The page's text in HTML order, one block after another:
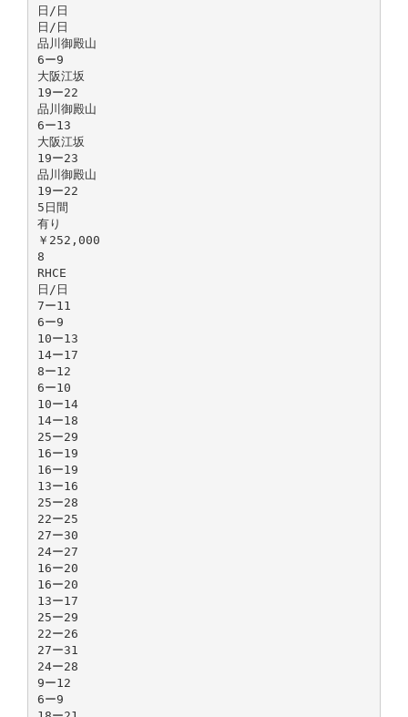
日/日
日/日
品川御殿山
6ー9
大阪江坂
19ー22
品川御殿山
6ー13
大阪江坂
19ー23
品川御殿山
19ー22
5日間
有り
￥252,000
8
RHCE
日/日
7ー11
6ー9
10ー13
14ー17
8ー12
6ー10
10ー14
14ー18
25ー29
16ー19
16ー19
13ー16
25ー28
22ー25
27ー30
24ー27
16ー20
16ー20
13ー17
25ー29
22ー26
27ー31
24ー28
9ー12
6ー9